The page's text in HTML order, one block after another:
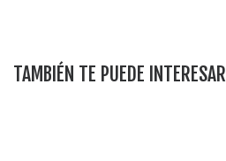
TAMBIÉN TE PUEDE INTERESAR